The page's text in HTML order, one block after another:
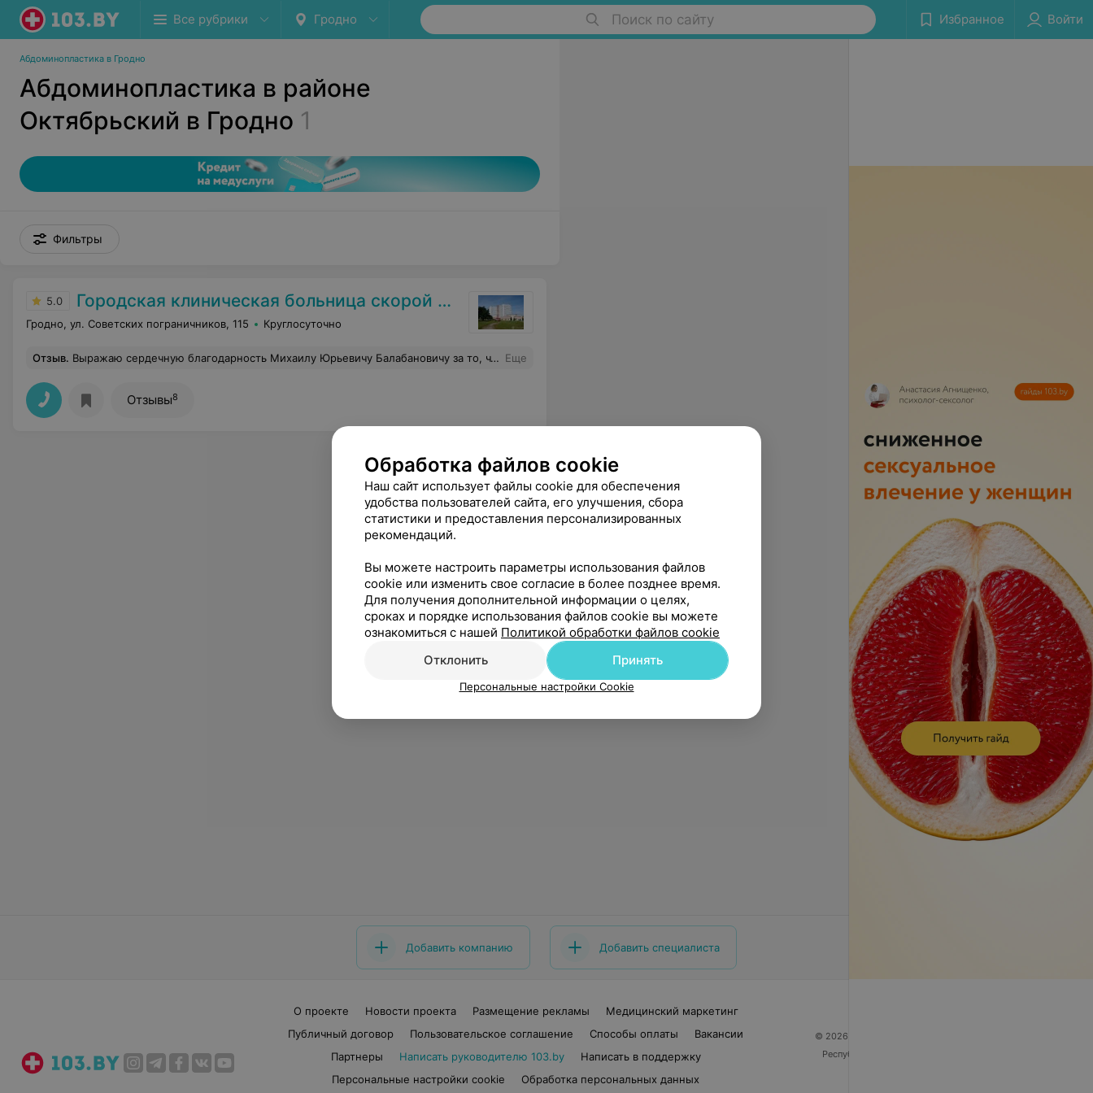
Все рубрики Гродно Поиск по сайту Избранное Войти
Абдоминопластика в Гродно
Абдоминопластика в районе
Октябрьский в Гродно 1
Фильтры
5.0 Городская клиническая больница скорой медицинской помощи г. Гродно
Гродно, ул. Советских пограничников, 115 Круглосуточно
Отзыв. Выражаю сердечную благодарность Михаилу Юрьевичу Балабановичу за то, что поставил на ноги мою маму. Думали, что нужно менять сустав, а после квалифицированной консультации на высоком профессиональном уровне и последующего лечения, мама в прежней активной форме. Михаил Юрьевич, Вы продлеваете радость жизни людям. Пусть продлятся годы жизни Ваших родителей! Еще
Отзывы8
Добавить компанию Добавить специалиста
О проекте Новости проекта Размещение рекламы
Медицинский маркетинг
Публичный договор
Пользовательское соглашение Способы оплаты
Вакансии
Партнеры
Написать руководителю 103.by
Написать в поддержку
Персональные настройки cookie
Обработка персональных данных
© 2026 ООО «Артокс Лаб», УНП 191700409
Республика Беларусь, г. Минск, улица Толбухина, 2,
Обработка файлов cookie
Наш сайт использует файлы cookie для обеспечения
удобства пользователей сайта, его улучшения, сбора
статистики и предоставления персонализированных
рекомендаций.
Вы можете настроить параметры использования файлов
cookie или изменить свое согласие в более позднее время.
Для получения дополнительной информации о целях,
сроках и порядке использования файлов cookie вы можете
ознакомиться с нашей Политикой обработки файлов cookie
Отклонить
Принять
Персональные настройки Cookie